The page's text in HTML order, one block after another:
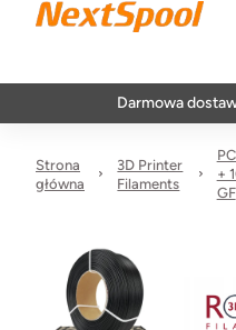
Darmowa dostawa |
Strona
główna
3D Printer
Filaments
+
GF